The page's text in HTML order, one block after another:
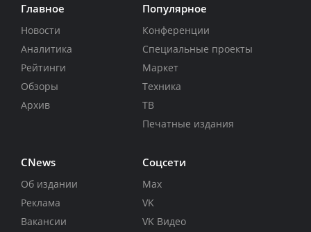
Главное
Новости
Аналитика
Рейтинги
Обзоры
Архив
Популярное
Конференции
Специальные проекты
Маркет
Техника
ТВ
Печатные издания
CNews
Об издании
Реклама
Вакансии
Соцсети
Max
VK
VK Видео